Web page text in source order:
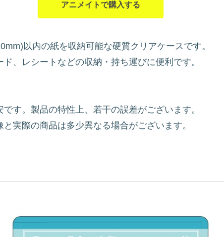
アニメイトで購入する
以内の紙を収納可能な硬質クリアケースです。
、レシートなどの収納・持ち運びに便利です。
す。製品の特性上、若干の誤差がございます。
実際の商品は多少異なる場合がございます。